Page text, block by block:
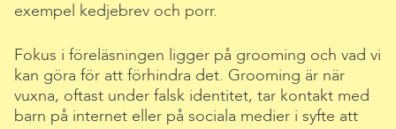
exempel kedjebrev och porr.
Fokus i föreläsningen ligger på grooming och vad vi
kan göra för att förhindra det. Grooming är när
vuxna, oftast under falsk identitet, tar kontakt med
barn på internet eller på sociala medier i syfte att